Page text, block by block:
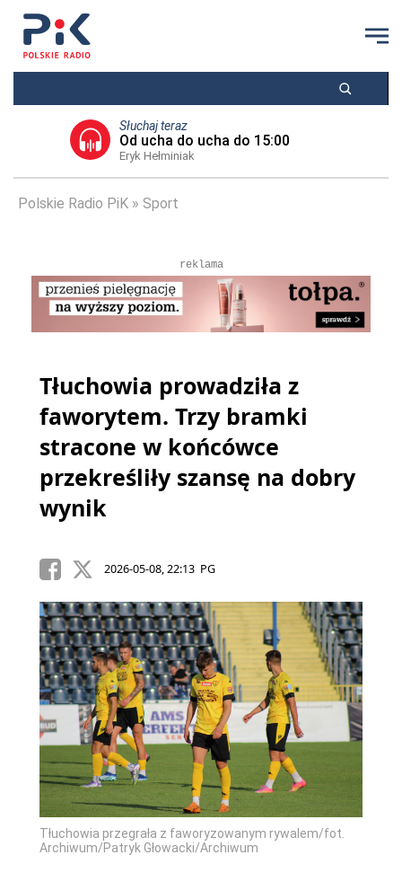
Słuchaj teraz
Od ucha do ucha do 15:00
Eryk Hełminiak
Polskie Radio PiK Sport
reklama
Tłuchowia prowadziła z
faworytem. Trzy bramki
stracone w końcówce
przekreśliły szansę na dobry
wynik
2026-05-08, 22:13 PG
Tłuchowia przegrała z faworyzowanym rywalem/fot.
Archiwum/Patryk Głowacki/Archiwum